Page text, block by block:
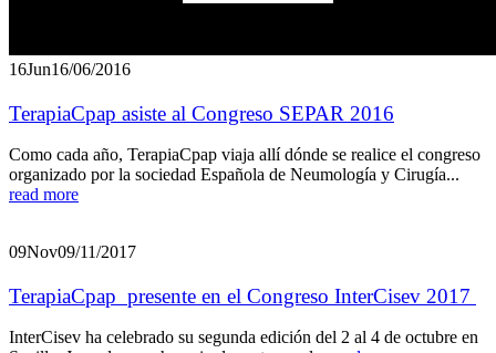
16Jun16/06/2016
TerapiaCpap asiste al Congreso SEPAR 2016
Como cada año, TerapiaCpap viaja allí dónde se realice el congreso
organizado por la sociedad Española de Neumología y Cirugía...
read more
09Nov09/11/2017
TerapiaCpap presente en el Congreso InterCisev 2017
InterCisev ha celebrado su segunda edición del 2 al 4 de octubre en